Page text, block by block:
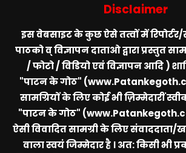
Disclaimer
इस वेबसाइट के कुछ ऐसे तत्वों में
पाठको व् विज्ञापन दाताओ द्वारा प्रस्तुत
/ फोटो / विडियो एवं विज्ञापन आदि )
"पाटन के गोठ"
सामग्रियों के लिए कोई भी ज़िम्मेदारीं
"पाटन के गोठ"
ऐसी विवादित सामग्री के लिए संवाददाता/
वाला स्वयं जिम्मेदार है । अत: किसी भी